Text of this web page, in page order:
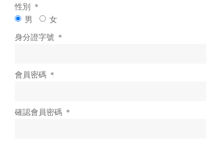
性別 ＊
男
女
身分證字號 ＊
會員密碼 ＊
確認會員密碼 ＊